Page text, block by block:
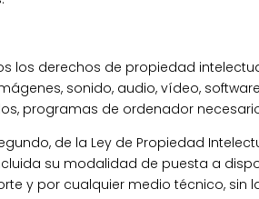
los derechos de propiedad
sonido, audio, vídeo,
programas de ordenador
de la Ley de Propiedad
su modalidad de puesta a
por cualquier medio técnico, sin la